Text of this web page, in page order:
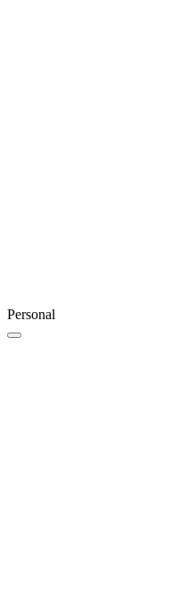
Personal